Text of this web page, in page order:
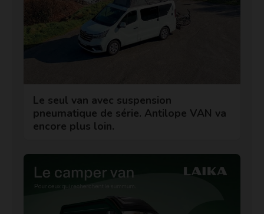
Le seul van avec suspension
pneumatique de série. Antilope VAN va
encore plus loin.